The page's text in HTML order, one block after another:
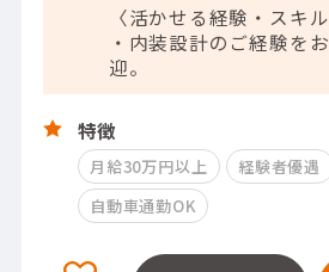
〈活かせる経験・スキル
・内装設計のご経験を
迎。
特徴
月給30万円以上 経験者優遇
自動車通勤OK